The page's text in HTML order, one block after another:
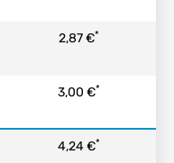
2,87 €*
3,00 €*
4,24 €*